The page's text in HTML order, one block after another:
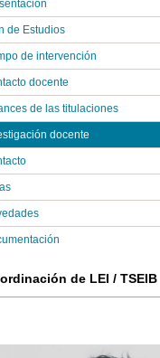
de Estudios
de intervención
docente
de las titulaciones
docente
de LEI / TSEIB